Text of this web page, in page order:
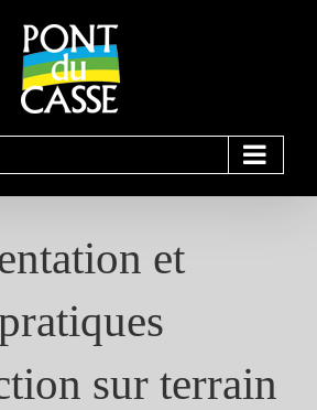
et
sur terrain